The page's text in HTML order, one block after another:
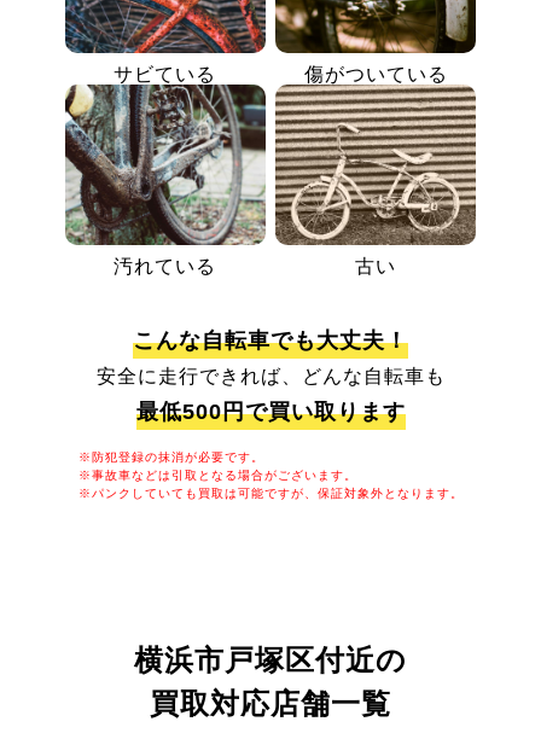
サビている 傷がついている
汚れている 古い
こんな自転車でも大丈夫！
安全に走行できれば、どんな自転車も
最低500円で買い取ります
※防犯登録の抹消が必要です。
※事故車などは引取となる場合がございます。
※パンクしていても買取は可能ですが、保証対象外となります。
横浜市戸塚区付近の
買取対応店舗一覧